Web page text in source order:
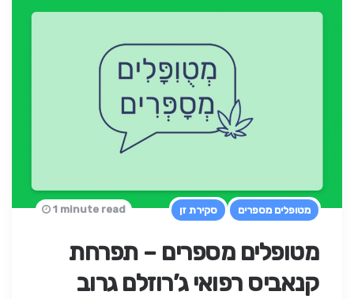
מטופלים מספרים סקירת זן
מטופלים מספרים – תפרחת
קנאביס רפואי ג’רוזלם גרוב
1 minute read